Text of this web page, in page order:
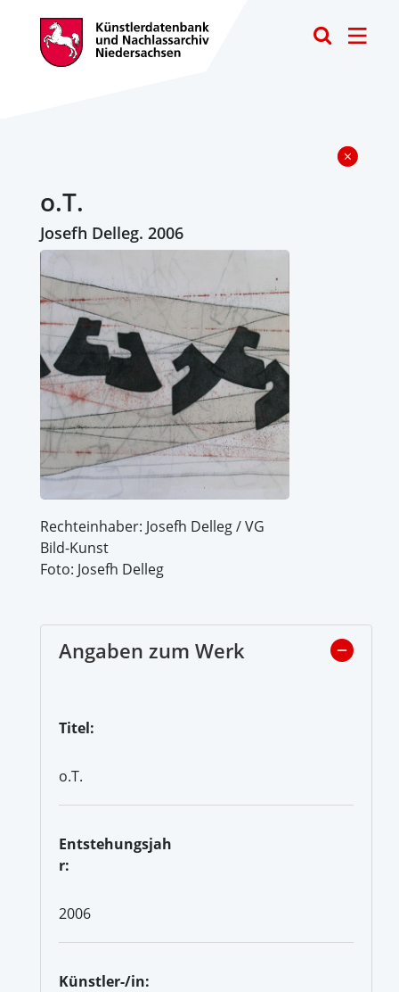
o.T.
Josefh Delleg. 2006
Rechteinhaber: Josefh Delleg / VG
Bild-Kunst
Foto: Josefh Delleg
Angaben zum Werk
Titel:
o.T.
Entstehungsjah
r:
2006
Künstler-/in: